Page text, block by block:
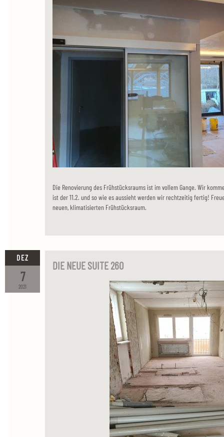
Die Renovierung des Frühstücksraums ist im vollem Gange. Wir
ist der 11.2. und so wie es aussieht werden wir rechtzeitig fertig!
neuen, klimatisierten Frühstücksraum.
2021
7
DEZ
DIE NEUE SUITE 260